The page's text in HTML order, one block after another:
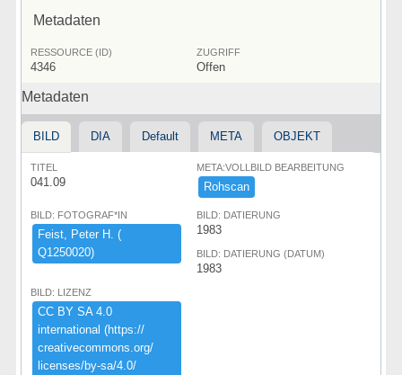
Metadaten
RESSOURCE (ID)
4346
ZUGRIFF
Offen
Metadaten
BILD DIA Default META OBJEKT
TITEL
041.09
META:VOLLBILD BEARBEITUNG
Rohscan
BILD: FOTOGRAF*IN
Feist,​ ​Peter ​H.​ ​(​
Q1250020)​
BILD: DATIERUNG
1983
BILD: DATIERUNG (DATUM)
1983
BILD: LIZENZ
CC ​BY ​SA ​4.​0 ​
international ​(​https:​/​/​
creativecommons.​org/​
licenses/​by-​sa/​4.​0/​